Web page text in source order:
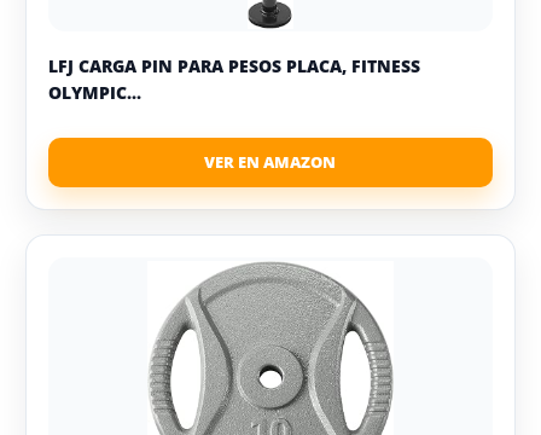
LFJ CARGA PIN PARA PESOS PLACA, FITNESS
OLYMPIC...